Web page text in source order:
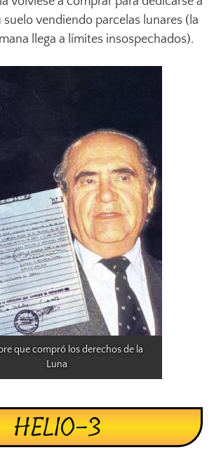
vendiendo parcelas lunares (la
llega a límites insospechados).
que compró los derechos de la
Luna
HELIO-3